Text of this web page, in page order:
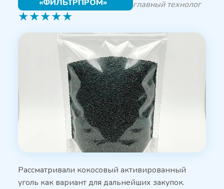
«ФИЛЬТРПРОМ» главный технолог
★★★★★
Рассматривали кокосовый активированный
уголь как вариант для дальнейших закупок.